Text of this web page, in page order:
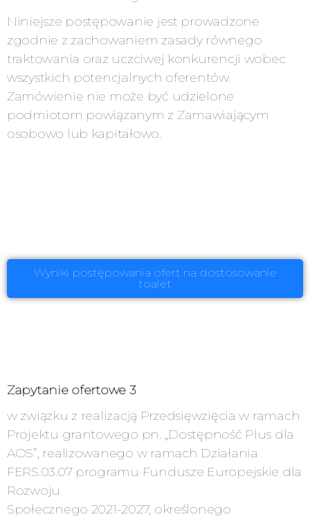
Niniejsze postępowanie jest prowadzone
zgodnie z zachowaniem zasady równego
traktowania oraz uczciwej konkurencji wobec
wszystkich potencjalnych oferentów.
Zamówienie nie może być udzielone
podmiotom powiązanym z Zamawiającym
osobowo lub kapitałowo.
Wyniki postępowania ofert na dostosowanie
toalet
Zapytanie ofertowe 3
w związku z realizacją Przedsięwzięcia w ramach
Projektu grantowego pn. „Dostępność Plus dla
AOS”, realizowanego w ramach Działania
FERS.03.07 programu Fundusze Europejskie dla
Rozwoju
Społecznego 2021-2027, określonego